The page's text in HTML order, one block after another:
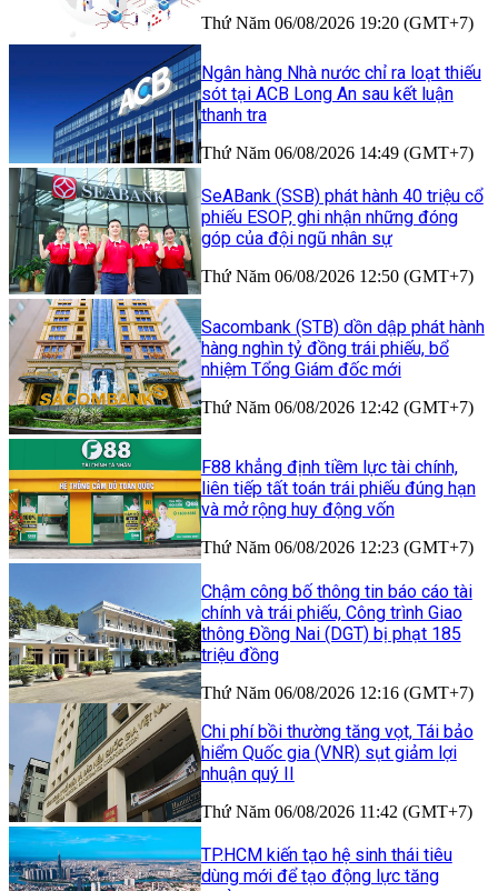
Thứ Năm 06/08/2026 19:20 (GMT+7)
Ngân hàng Nhà nước chỉ ra loạt thiếu
sót tại ACB Long An sau kết luận
thanh tra
Thứ Năm 06/08/2026 14:49 (GMT+7)
SeABank (SSB) phát hành 40 triệu cổ
phiếu ESOP, ghi nhận những đóng
góp của đội ngũ nhân sự
Thứ Năm 06/08/2026 12:50 (GMT+7)
Sacombank (STB) dồn dập phát hành
hàng nghìn tỷ đồng trái phiếu, bổ
nhiệm Tổng Giám đốc mới
Thứ Năm 06/08/2026 12:42 (GMT+7)
F88 khẳng định tiềm lực tài chính,
liên tiếp tất toán trái phiếu đúng hạn
và mở rộng huy động vốn
Thứ Năm 06/08/2026 12:23 (GMT+7)
Chậm công bố thông tin báo cáo tài
chính và trái phiếu, Công trình Giao
thông Đồng Nai (DGT) bị phạt 185
triệu đồng
Thứ Năm 06/08/2026 12:16 (GMT+7)
Chi phí bồi thường tăng vọt, Tái bảo
hiểm Quốc gia (VNR) sụt giảm lợi
nhuận quý II
Thứ Năm 06/08/2026 11:42 (GMT+7)
TP.HCM kiến tạo hệ sinh thái tiêu
dùng mới để tạo động lực tăng